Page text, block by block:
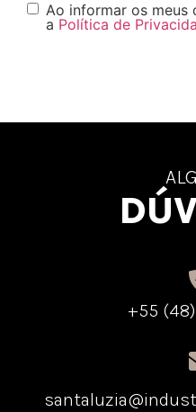
Ao informar os meus
a Política de
+55 (48)